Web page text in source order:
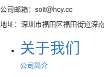
公司邮箱：soit@hcy.cc
地址：深圳市福田区福田街道深
关于我们
公司简介